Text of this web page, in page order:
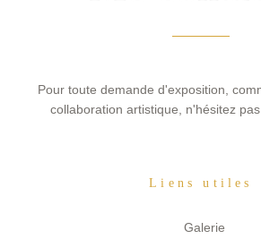
Pour toute demande d'exposition,
collaboration artistique, n'hésitez
Liens utiles
Galerie